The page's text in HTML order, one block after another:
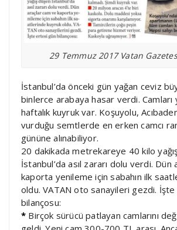
29 Temmuz 2017 Vatan
İstanbul’da önceki gün yağan ceviz
binlerce arabaya hasar verdi. Camları
haftalık kuyruk var. Koşuyolu,
vurduğu semtlerde en erken camcı
gününe alınabiliyor.
20 dakikada metrekareye 40 kilo
İstanbul’da asıl zararı dolu verdi. Dün
kaporta yenileme için sabahın ilk
oldu. VATAN oto sanayileri gezdi.
bilançosu:
* Birçok sürücü patlayan camlarını